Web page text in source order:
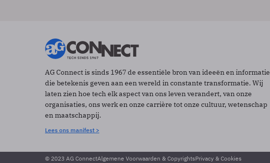
AG Connect is sinds 1967 de essentiële bron van ideeën en informatie
die betekenis geven aan een wereld in constante transformatie. Wij
laten zien hoe tech elk aspect van ons leven verandert, van onze
organisaties, ons werk en onze carrière tot onze cultuur, wetenschap
en maatschappij.
Lees ons manifest >
© 2023 AG ConnectAlgemene Voorwaarden & CopyrightsPrivacy & Cookies